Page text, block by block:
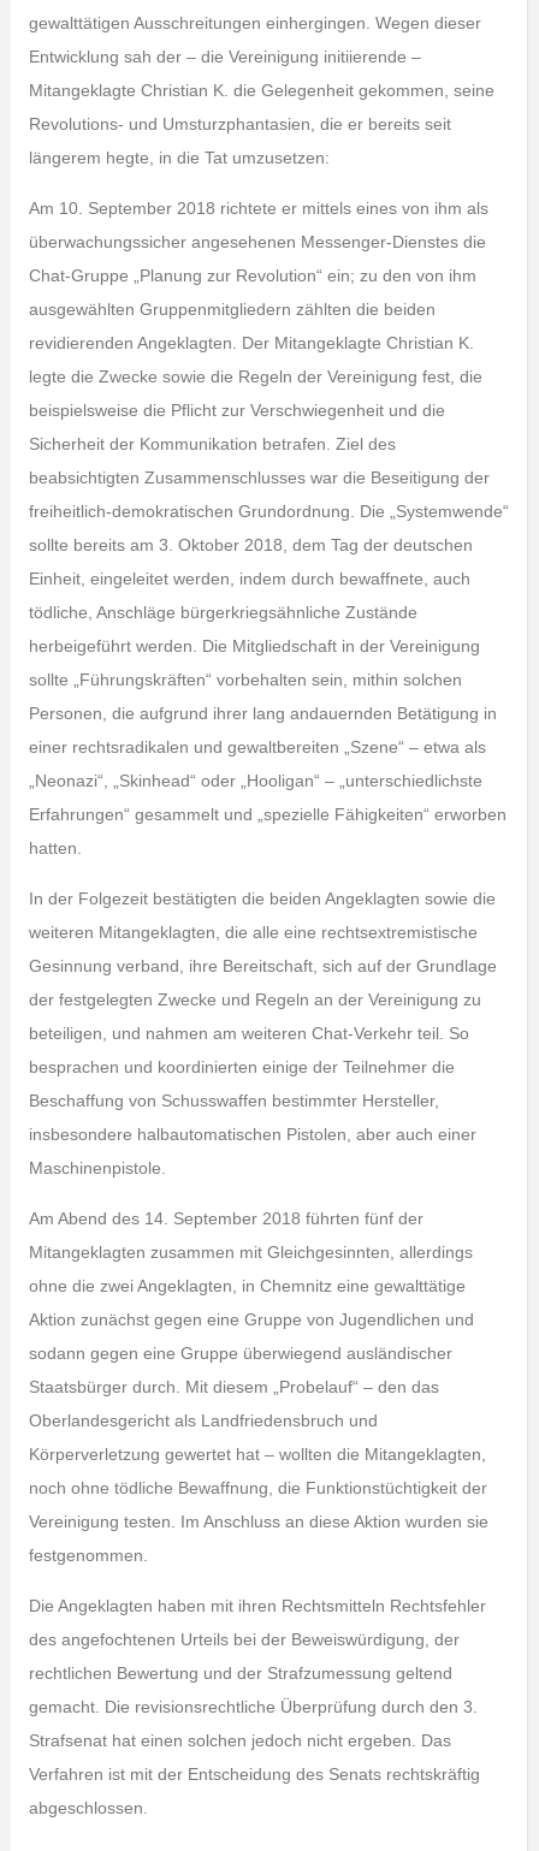
gewalttätigen Ausschreitungen einhergingen. Wegen dieser
Entwicklung sah der – die Vereinigung initiierende –
Mitangeklagte Christian K. die Gelegenheit gekommen, seine
Revolutions- und Umsturzphantasien, die er bereits seit
längerem hegte, in die Tat umzusetzen:
Am 10. September 2018 richtete er mittels eines von ihm als
überwachungssicher angesehenen Messenger-Dienstes die
Chat-Gruppe „Planung zur Revolution“ ein; zu den von ihm
ausgewählten Gruppenmitgliedern zählten die beiden
revidierenden Angeklagten. Der Mitangeklagte Christian K.
legte die Zwecke sowie die Regeln der Vereinigung fest, die
beispielsweise die Pflicht zur Verschwiegenheit und die
Sicherheit der Kommunikation betrafen. Ziel des
beabsichtigten Zusammenschlusses war die Beseitigung der
freiheitlich-demokratischen Grundordnung. Die „Systemwende“
sollte bereits am 3. Oktober 2018, dem Tag der deutschen
Einheit, eingeleitet werden, indem durch bewaffnete, auch
tödliche, Anschläge bürgerkriegsähnliche Zustände
herbeigeführt werden. Die Mitgliedschaft in der Vereinigung
sollte „Führungskräften“ vorbehalten sein, mithin solchen
Personen, die aufgrund ihrer lang andauernden Betätigung in
einer rechtsradikalen und gewaltbereiten „Szene“ – etwa als
„Neonazi“, „Skinhead“ oder „Hooligan“ – „unterschiedlichste
Erfahrungen“ gesammelt und „spezielle Fähigkeiten“ erworben
hatten.
In der Folgezeit bestätigten die beiden Angeklagten sowie die
weiteren Mitangeklagten, die alle eine rechtsextremistische
Gesinnung verband, ihre Bereitschaft, sich auf der Grundlage
der festgelegten Zwecke und Regeln an der Vereinigung zu
beteiligen, und nahmen am weiteren Chat-Verkehr teil. So
besprachen und koordinierten einige der Teilnehmer die
Beschaffung von Schusswaffen bestimmter Hersteller,
insbesondere halbautomatischen Pistolen, aber auch einer
Maschinenpistole.
Am Abend des 14. September 2018 führten fünf der
Mitangeklagten zusammen mit Gleichgesinnten, allerdings
ohne die zwei Angeklagten, in Chemnitz eine gewalttätige
Aktion zunächst gegen eine Gruppe von Jugendlichen und
sodann gegen eine Gruppe überwiegend ausländischer
Staatsbürger durch. Mit diesem „Probelauf“ – den das
Oberlandesgericht als Landfriedensbruch und
Körperverletzung gewertet hat – wollten die Mitangeklagten,
noch ohne tödliche Bewaffnung, die Funktionstüchtigkeit der
Vereinigung testen. Im Anschluss an diese Aktion wurden sie
festgenommen.
Die Angeklagten haben mit ihren Rechtsmitteln Rechtsfehler
des angefochtenen Urteils bei der Beweiswürdigung, der
rechtlichen Bewertung und der Strafzumessung geltend
gemacht. Die revisionsrechtliche Überprüfung durch den 3.
Strafsenat hat einen solchen jedoch nicht ergeben. Das
Verfahren ist mit der Entscheidung des Senats rechtskräftig
abgeschlossen.